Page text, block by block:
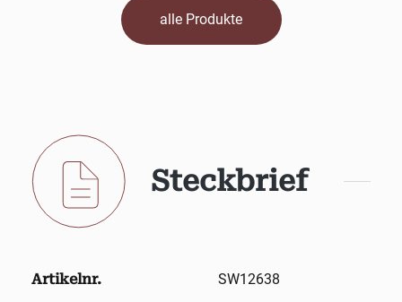
alle Produkte
Steckbrief
Artikelnr. SW12638